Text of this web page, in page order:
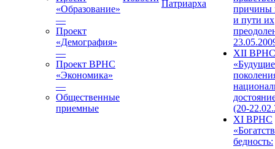
«Образование»
—
Проект
«Демография»
—
Проект ВРНС
«Экономика»
—
Общественные
приемные
Патриарха
причины
и пути их
XII ВРНС
«Будущие
(20-
XI ВРНС
бедность: